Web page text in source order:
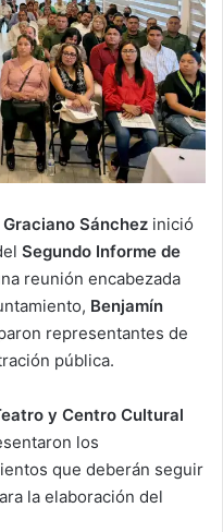
Sánchez inició
Segundo Informe de
reunión encabezada
Benjamín
representantes de
pública.
y Centro Cultural
los
que deberán seguir
la elaboración del